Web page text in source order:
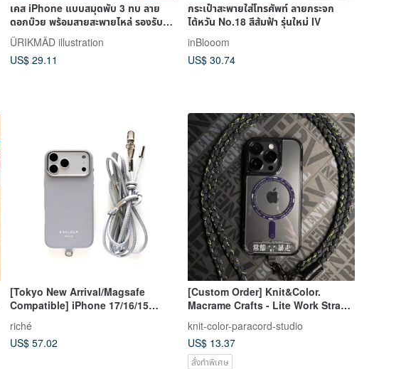
เคส iPhone แบบสมุดพับ 3 ทบ ลาย
ดอกบ๊วย พร้อมสายสะพายไหล่ รองรับ
Android บางรุ่น
ÜRIKMÄD illustration
US$ 29.11
กระเป๋าสะพายใส่โทรศัพท์ ลายกระจก
ไต้หวัน No.18 สีส้มฟ้า รุ่นใหม่ IV
inBlooom
US$ 30.74
[Tokyo New Arrival/Magsafe
Compatible] iPhone 17/16/15
French Silver Grey
riché
US$ 57.02
[Custom Order] Knit&Color.
Macrame Crafts - Lite Work Strap
Phone Strap
knit-color-paracord-studio
US$ 13.37
สั่งทำพิเศษ